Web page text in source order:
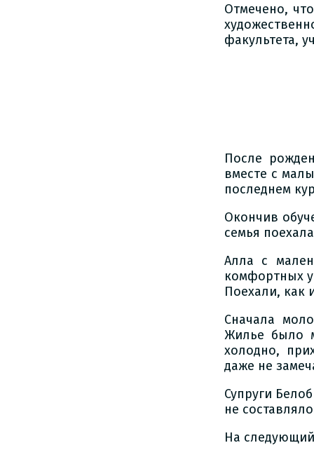
Отмечено,
факультета,
После
вместе с
последнем
Окончив
семья
Алла с
комфортных
Поехали, как
Сначала
Жилье было
холодно,
даже не
Супруги
не
На